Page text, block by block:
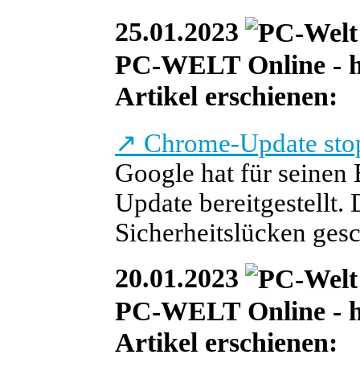
25.01.2023
PC-WELT Online -
Artikel erschienen:
↗ Chrome-Update
Google hat für seinen
Update bereitgestellt.
Sicherheitslücken
20.01.2023
PC-WELT Online -
Artikel erschienen: